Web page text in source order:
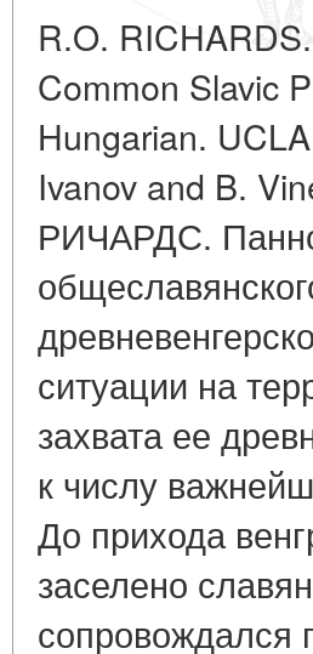
R.O.
Common Slavic
Hungarian.
Ivanov and B.
РИЧАРДС.
ситуации на
захвата ее
к числу
До прихода
заселено
сопровождался